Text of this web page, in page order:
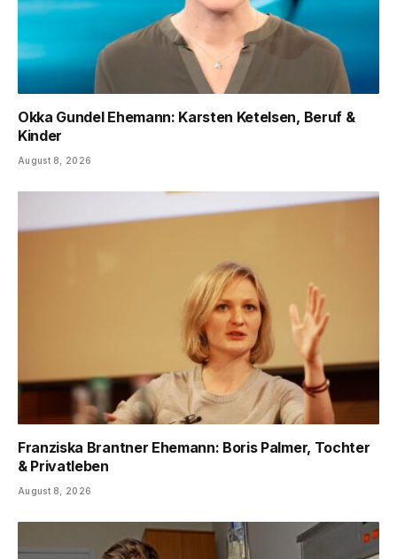
Okka Gundel Ehemann: Karsten Ketelsen, Beruf &
Kinder
August 8, 2026
Franziska Brantner Ehemann: Boris Palmer, Tochter
& Privatleben
August 8, 2026